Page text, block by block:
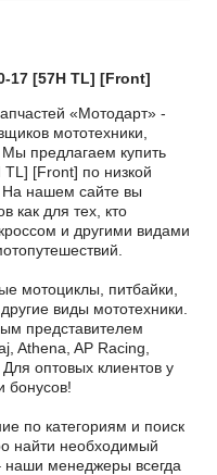
17 [57H TL] [Front]
«Мотодарт» -
мототехники,
Мы предлагаем купить
[Front] по низкой
На нашем сайте вы
как для тех, кто
и другими видами
мотоциклы, питбайки,
виды мототехники.
представителем
Athena, AP Racing,
оптовых клиентов у
бонусов!
по категориям и поиск
найти необходимый
наши менеджеры всегда